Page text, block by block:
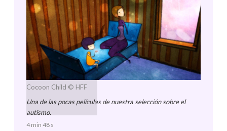
Cocoon Child © HFF
Una de las pocas películas de nuestra selección sobre el
autismo.
4 min 48 s